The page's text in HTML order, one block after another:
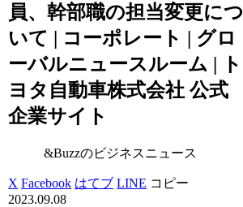
員、幹部職の担当変更につ
いて | コーポレート | グロ
ーバルニュースルーム | ト
ヨタ自動車株式会社 公式
企業サイト
&Buzzのビジネスニュース
X Facebook はてブ LINE コピー
2023.09.08